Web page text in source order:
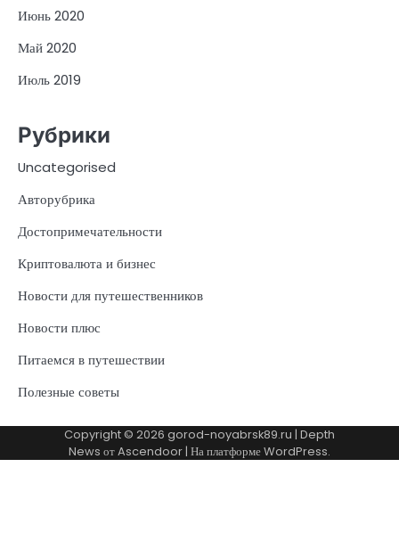
Июнь 2020
Май 2020
Июль 2019
Рубрики
Uncategorised
Авторубрика
Достопримечательности
Криптовалюта и бизнес
Новости для путешественников
Новости плюс
Питаемся в путешествии
Полезные советы
Copyright © 2026 gorod-noyabrsk89.ru | Depth
News отAscendoor| На платформеWordPress.